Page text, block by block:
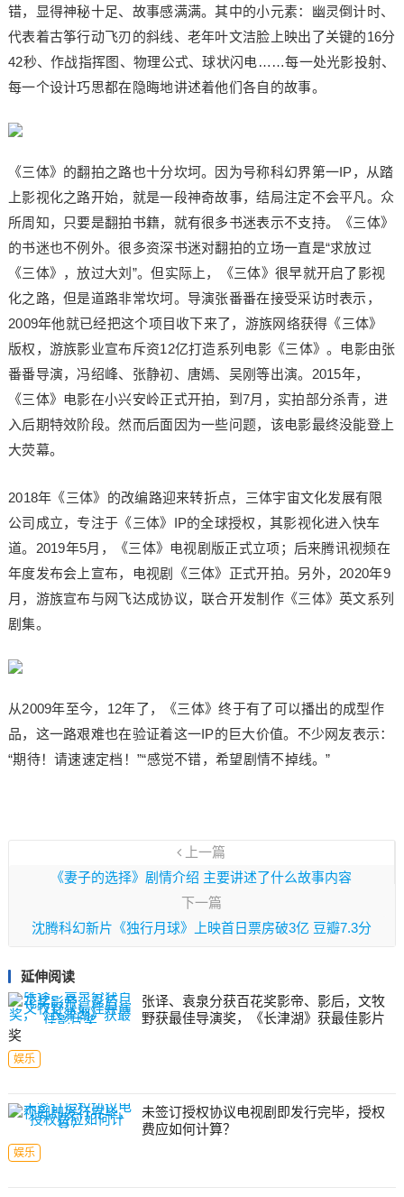
错，显得神秘十足、故事感满满。其中的小元素：幽灵倒计时、
代表着古筝行动飞刃的斜线、老年叶文洁脸上映出了关键的16分
42秒、作战指挥图、物理公式、球状闪电……每一处光影投射、
每一个设计巧思都在隐晦地讲述着他们各自的故事。
《三体》的翻拍之路也十分坎坷。因为号称科幻界第一IP，从踏
上影视化之路开始，就是一段神奇故事，结局注定不会平凡。众
所周知，只要是翻拍书籍，就有很多书迷表示不支持。《三体》
的书迷也不例外。很多资深书迷对翻拍的立场一直是“求放过
《三体》，放过大刘”。但实际上，《三体》很早就开启了影视
化之路，但是道路非常坎坷。导演张番番在接受采访时表示，
2009年他就已经把这个项目收下来了，游族网络获得《三体》
版权，游族影业宣布斥资12亿打造系列电影《三体》。电影由张
番番导演，冯绍峰、张静初、唐嫣、吴刚等出演。2015年，
《三体》电影在小兴安岭正式开拍，到7月，实拍部分杀青，进
入后期特效阶段。然而后面因为一些问题，该电影最终没能登上
大荧幕。
2018年《三体》的改编路迎来转折点，三体宇宙文化发展有限
公司成立，专注于《三体》IP的全球授权，其影视化进入快车
道。2019年5月，《三体》电视剧版正式立项；后来腾讯视频在
年度发布会上宣布，电视剧《三体》正式开拍。另外，2020年9
月，游族宣布与网飞达成协议，联合开发制作《三体》英文系列
剧集。
从2009年至今，12年了，《三体》终于有了可以播出的成型作
品，这一路艰难也在验证着这一IP的巨大价值。不少网友表示：
“期待！请速速定档！”“感觉不错，希望剧情不掉线。”
上一篇
《妻子的选择》剧情介绍 主要讲述了什么故事内容
下一篇
沈腾科幻新片《独行月球》上映首日票房破3亿 豆瓣7.3分
延伸阅读
张译、袁泉分获百花奖影帝、影后，文牧
野获最佳导演奖，《长津湖》获最佳影片
奖
娱乐
未签订授权协议电视剧即发行完毕，授权
费应如何计算？
娱乐